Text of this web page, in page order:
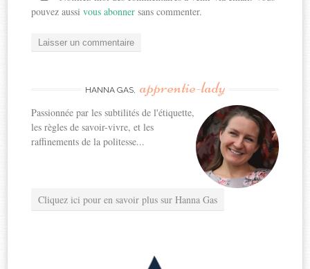
pouvez aussivous abonner sans commenter.
HANNA GAS, apprentie-lady
Passionnée par les subtilités de l'étiquette,
les règles de savoir-vivre, et les
raffinements de la politesse...
Cliquez ici pour en savoir plus sur Hanna Gas